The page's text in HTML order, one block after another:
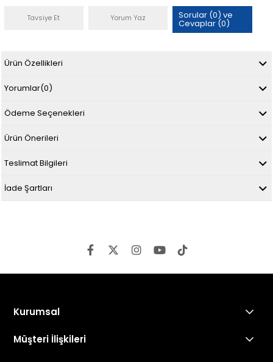
Tavsiye Et Yorum Yaz Sorular (0) ve
Cevaplar (0)
Ürün Özellikleri
Yorumlar(0)
Ödeme Seçenekleri
Ürün Önerileri
Teslimat Bilgileri
İade Şartları
Kurumsal
Müşteri İlişkileri